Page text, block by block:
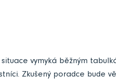
vymyká běžným
Zkušený poradce bude